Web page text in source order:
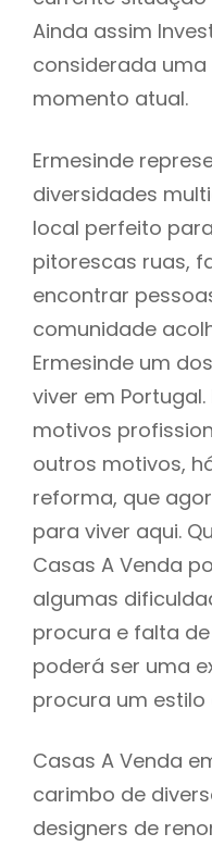
Ainda assim
considerada
momento atual.
Ermesinde
diversidades
local perfeito
pitorescas ruas,
encontrar
comunidade
Ermesinde um
viver em
motivos
outros motivos,
reforma, que
para viver aqui.
Casas A Venda
algumas
procura e falta
poderá ser uma
procura um estilo
Casas A Venda
carimbo de
designers de